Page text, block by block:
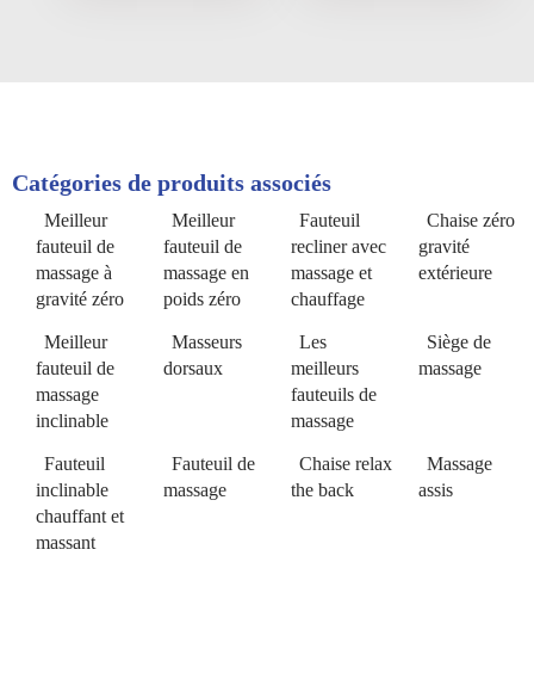
Catégories de produits associés
Meilleur
fauteuil de
massage à
gravité zéro
Meilleur
fauteuil de
massage en
poids zéro
Fauteuil
recliner avec
massage et
chauffage
Chaise zéro
gravité
extérieure
Meilleur
fauteuil de
massage
inclinable
Masseurs
dorsaux
Les
meilleurs
fauteuils de
massage
Siège de
massage
Fauteuil
inclinable
chauffant et
massant
Fauteuil de
massage
Chaise relax
the back
Massage
assis